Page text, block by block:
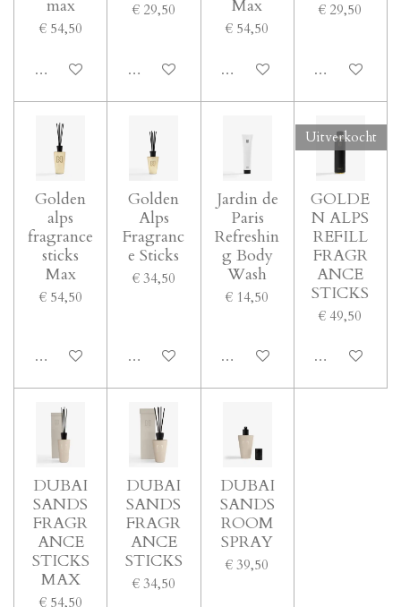
max
€ 54,50
In winkelwagen
€ 29,50
In winkelwagen
Max
€ 54,50
In winkelwagen
€ 29,50
In
Golden
alps
fragrance
sticks
Max
€ 54,50
In winkelwagen
Golden
Alps
Fragranc
e Sticks
€ 34,50
In winkelwagen
Jardin de
Paris
Refreshin
g Body
Wash
€ 14,50
In winkelwagen
Uitverkocht
GOLDE
N ALPS
REFILL
FRAGR
ANCE
STICKS
€ 49,50
Houd mij op
DUBAI
SANDS
FRAGR
ANCE
STICKS
MAX
€ 54,50
DUBAI
SANDS
FRAGR
ANCE
STICKS
€ 34,50
DUBAI
SANDS
ROOM
SPRAY
€ 39,50